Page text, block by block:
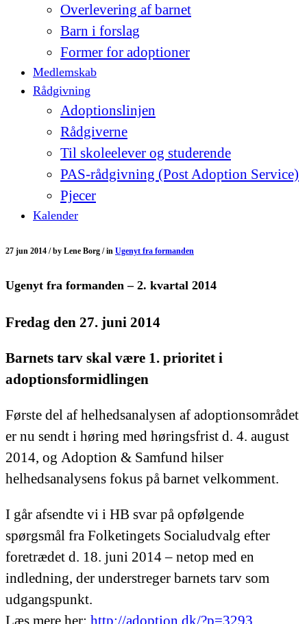
Overlevering af barnet
Barn i forslag
Former for adoptioner
Medlemskab
Rådgivning
Adoptionslinjen
Rådgiverne
Til skoleelever og studerende
PAS-rådgivning (Post Adoption Service)
Pjecer
Kalender
27 jun 2014 /by Lene Borg /in Ugenyt fra formanden
Ugenyt fra formanden – 2. kvartal 2014
Fredag den 27. juni 2014
Barnets tarv skal være 1. prioritet i
adoptionsformidlingen
Første del af helhedsanalysen af adoptionsområdet
er nu sendt i høring med høringsfrist d. 4. august
2014, og Adoption & Samfund hilser
helhedsanalysens fokus på barnet velkomment.
I går afsendte vi i HB svar på opfølgende
spørgsmål fra Folketingets Socialudvalg efter
foretrædet d. 18. juni 2014 – netop med en
indledning, der understreger barnets tarv som
udgangspunkt.